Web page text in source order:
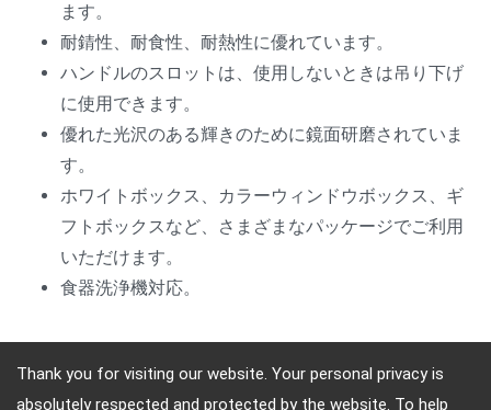
Thank you for visiting our website. Your personal privacy is
absolutely respected and protected by the website. To help
ます。
耐錆性、耐食性、耐熱性に優れています。
ハンドルのスロットは、使用しないときは吊り下げ
に使用できます。
優れた光沢のある輝きのために鏡面研磨されていま
す。
ホワイトボックス、カラーウィンドウボックス、ギ
フトボックスなど、さまざまなパッケージでご利用
いただけます。
食器洗浄機対応。